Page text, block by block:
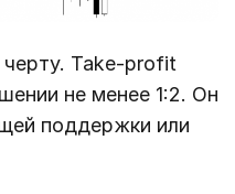
Take-profit
не менее 1:2. Он
поддержки или